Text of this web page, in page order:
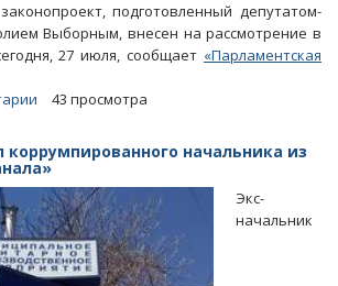
подготовленный депутатом-
Выборным, внесен на рассмотрение в
27 июля, сообщает «Парламентская
43 просмотра
начальника из
Экс-
начальник